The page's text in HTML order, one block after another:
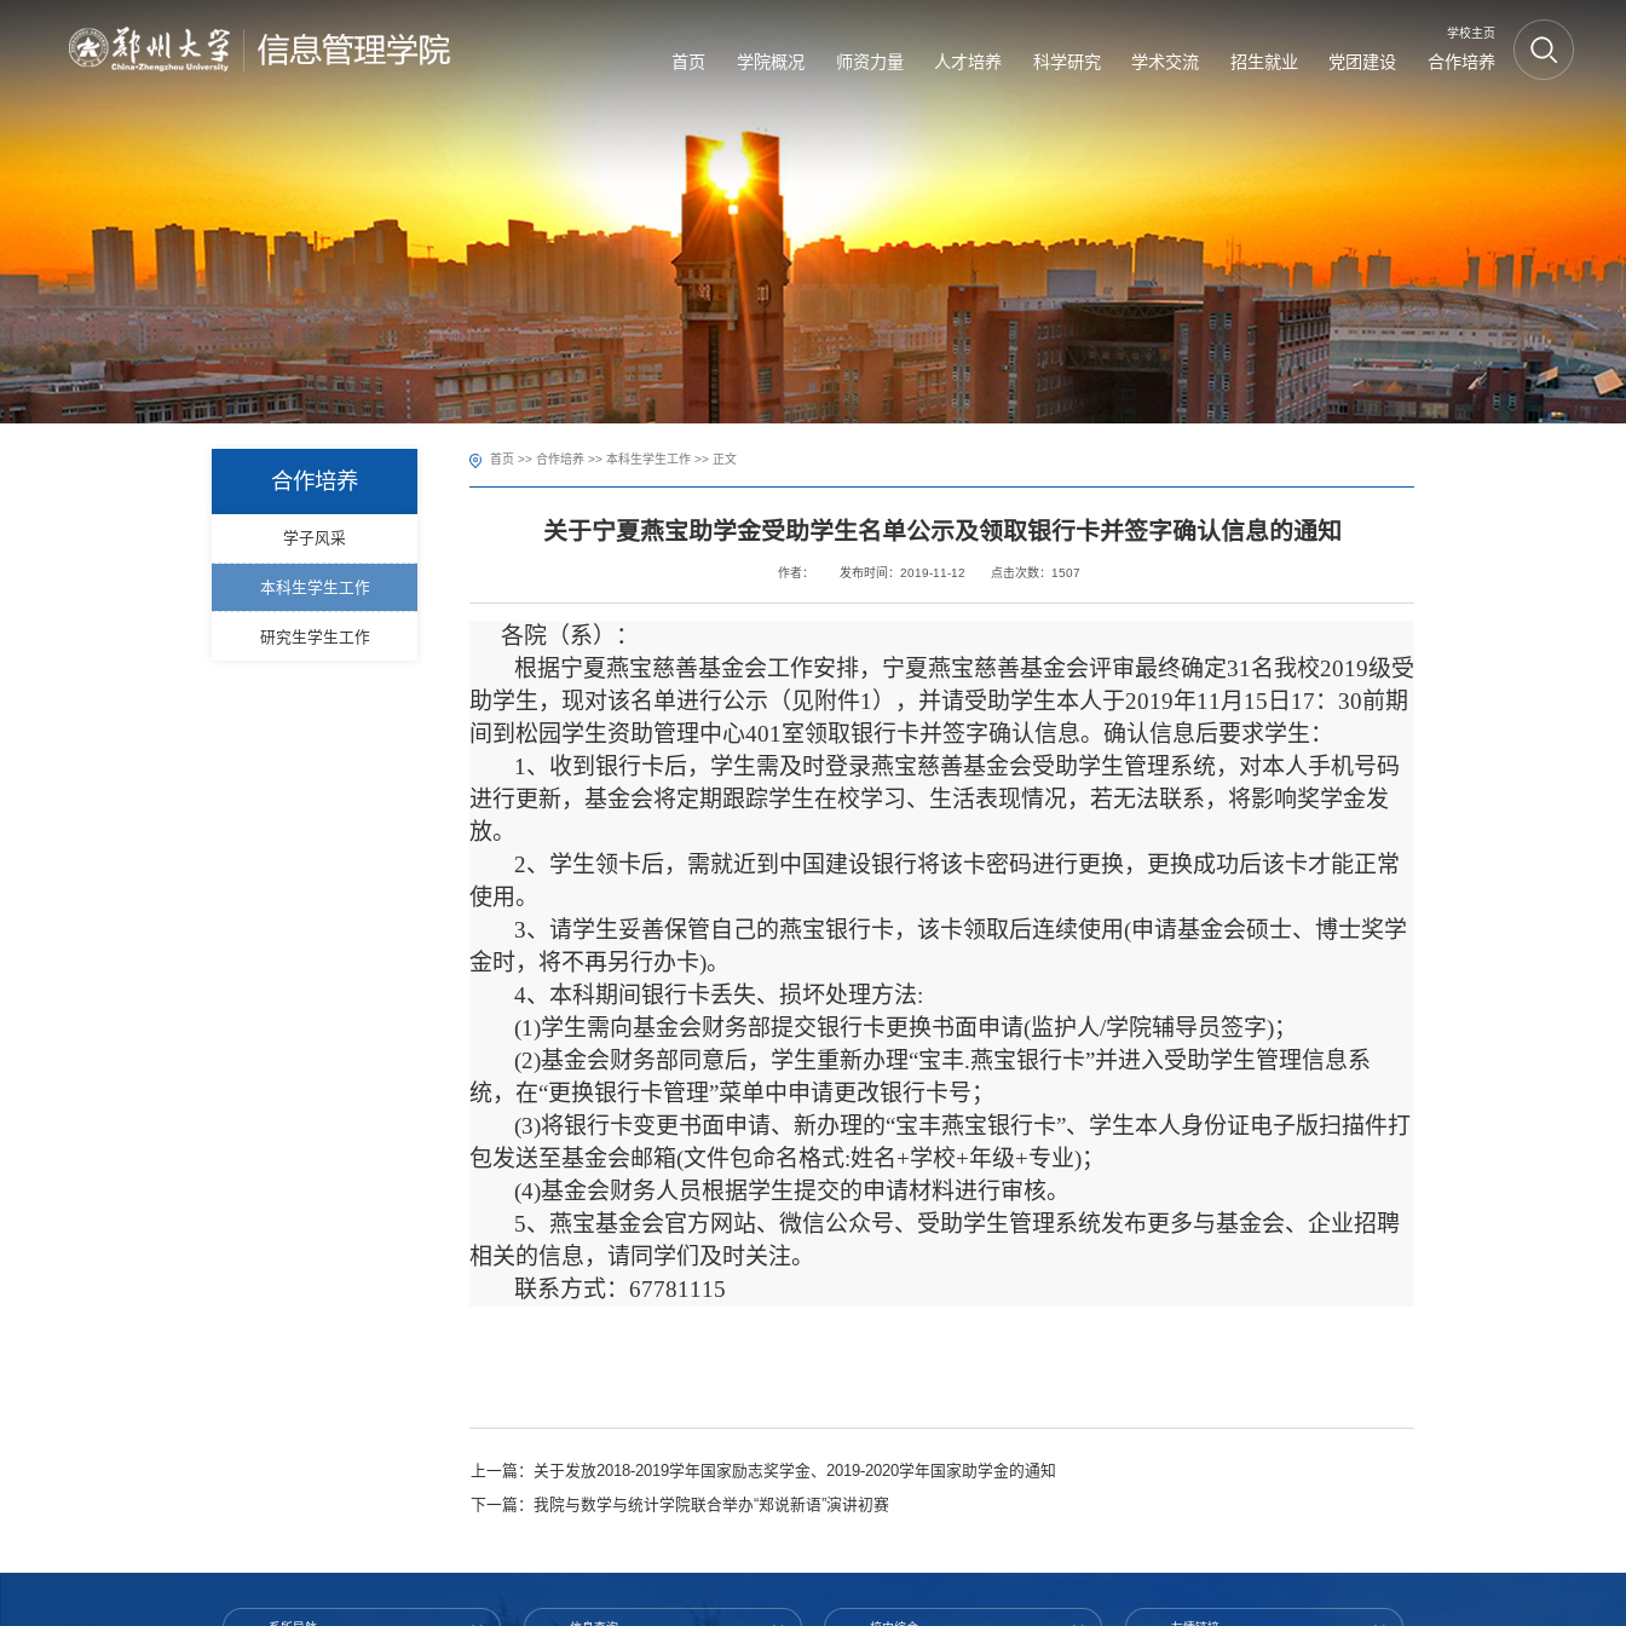
学校主页
首页 学院概况 师资力量 人才培养 科学研究 学术交流 招生就业 党团建设 合作培养
合作培养
学子风采
本科生学生工作
研究生学生工作
首页 >> 合作培养 >> 本科生学生工作 >> 正文
关于宁夏燕宝助学金受助学生名单公示及领取银行卡并签字确认信息的通知
作者： 发布时间：2019-11-12 点击次数： 1507
各院（系）：
根据宁夏燕宝慈善基金会工作安排，宁夏燕宝慈善基金会评审最终确定31名我校2019级受
助学生，现对该名单进行公示（见附件1），并请受助学生本人于2019年11月15日17：30前期
间到松园学生资助管理中心401室领取银行卡并签字确认信息。确认信息后要求学生：
1、收到银行卡后，学生需及时登录燕宝慈善基金会受助学生管理系统，对本人手机号码
进行更新，基金会将定期跟踪学生在校学习、生活表现情况，若无法联系，将影响奖学金发
放。
2、学生领卡后，需就近到中国建设银行将该卡密码进行更换，更换成功后该卡才能正常
使用。
3、请学生妥善保管自己的燕宝银行卡，该卡领取后连续使用(申请基金会硕士、博士奖学
金时，将不再另行办卡)。
4、本科期间银行卡丢失、损坏处理方法:
(1)学生需向基金会财务部提交银行卡更换书面申请(监护人/学院辅导员签字)；
(2)基金会财务部同意后，学生重新办理“宝丰.燕宝银行卡”并进入受助学生管理信息系
统，在“更换银行卡管理”菜单中申请更改银行卡号；
(3)将银行卡变更书面申请、新办理的“宝丰燕宝银行卡”、学生本人身份证电子版扫描件打
包发送至基金会邮箱(文件包命名格式:姓名+学校+年级+专业)；
(4)基金会财务人员根据学生提交的申请材料进行审核。
5、燕宝基金会官方网站、微信公众号、受助学生管理系统发布更多与基金会、企业招聘
相关的信息，请同学们及时关注。
联系方式： 67781115
上一篇：关于发放2018-2019学年国家励志奖学金、2019-2020学年国家助学金的通知
下一篇：我院与数学与统计学院联合举办“郑说新语”演讲初赛